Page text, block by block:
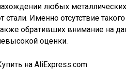
любых
стали. Именно отсутствие
обративших внимание на
оценки.
на AliExpress.com